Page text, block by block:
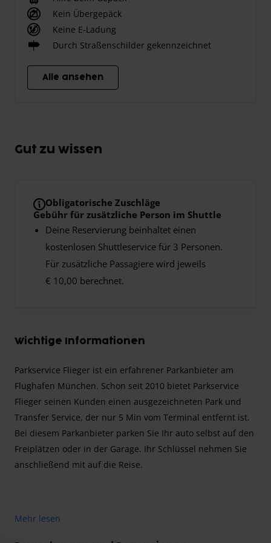
Kein Übergepäck
Keine E-Ladung
Durch Straßenschilder gekennzeichnet
Alle ansehen
Gut zu wissen
Obligatorische Zuschläge
Gebühr für zusätzliche Person im Shuttle
Deine Reservierung beinhaltet einen
kostenlosen Shuttleservice für 3 Personen.
Für zusätzliche Passagiere wird jeweils
€ 10,00 berechnet.
Wichtige Informationen
Parkservice Flieger ist ein erfahrener Parkanbieter am
Flughafen München. Schon seit 2010 bietet Parkservice
Flieger seinen Kunden einen ausgezeichneten Park und
Transfer Service, der nur 5 Min vom Terminal entfernt ist.
Bei diesem Parkanbieter parken Sie Ihr auto selbst auf den
Freiplätzen oder in der Garage. Ihr Schlüssel nehmen Sie
anschließend mit auf die Reise.
Mehr lesen